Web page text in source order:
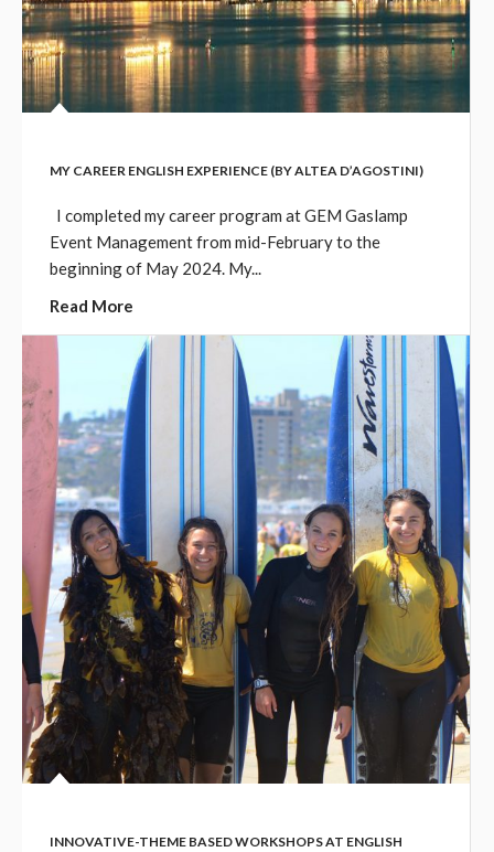
MY CAREER ENGLISH EXPERIENCE (BY ALTEA D’AGOSTINI)
I completed my career program at GEM Gaslamp
Event Management from mid-February to the
beginning of May 2024. My...
Read More
INNOVATIVE-THEME BASED WORKSHOPS AT ENGLISH